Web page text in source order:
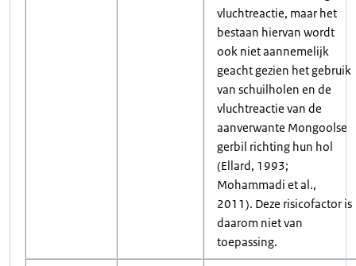
vluchtreactie, maar het
bestaan hiervan wordt
ook niet aannemelijk
geacht gezien het gebruik
van schuilholen en de
vluchtreactie van de
aanverwante Mongoolse
gerbil richting hun hol
(Ellard, 1993;
Mohammadi et al.,
2011). Deze risicofactor is
daarom niet van
toepassing.